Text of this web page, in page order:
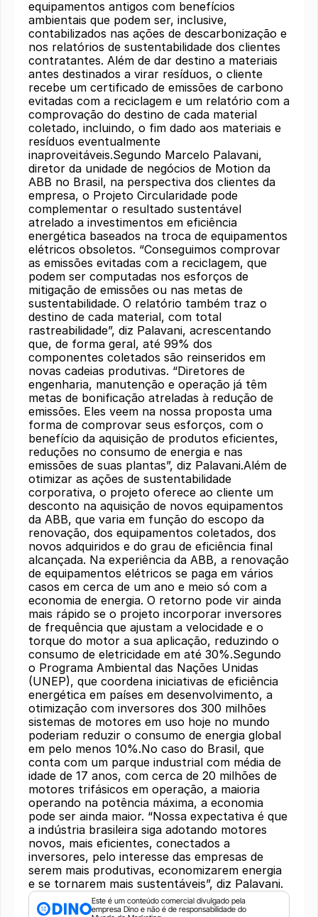
equipamentos antigos com benefícios
ambientais que podem ser, inclusive,
contabilizados nas ações de descarbonização e
nos relatórios de sustentabilidade dos clientes
contratantes. Além de dar destino a materiais
antes destinados a virar resíduos, o cliente
recebe um certificado de emissões de carbono
evitadas com a reciclagem e um relatório com a
comprovação do destino de cada material
coletado, incluindo, o fim dado aos materiais e
resíduos eventualmente
inaproveitáveis.Segundo Marcelo Palavani,
diretor da unidade de negócios de Motion da
ABB no Brasil, na perspectiva dos clientes da
empresa, o Projeto Circularidade pode
complementar o resultado sustentável
atrelado a investimentos em eficiência
energética baseados na troca de equipamentos
elétricos obsoletos. “Conseguimos comprovar
as emissões evitadas com a reciclagem, que
podem ser computadas nos esforços de
mitigação de emissões ou nas metas de
sustentabilidade. O relatório também traz o
destino de cada material, com total
rastreabilidade”, diz Palavani, acrescentando
que, de forma geral, até 99% dos
componentes coletados são reinseridos em
novas cadeias produtivas. “Diretores de
engenharia, manutenção e operação já têm
metas de bonificação atreladas à redução de
emissões. Eles veem na nossa proposta uma
forma de comprovar seus esforços, com o
benefício da aquisição de produtos eficientes,
reduções no consumo de energia e nas
emissões de suas plantas”, diz Palavani.Além de
otimizar as ações de sustentabilidade
corporativa, o projeto oferece ao cliente um
desconto na aquisição de novos equipamentos
da ABB, que varia em função do escopo da
renovação, dos equipamentos coletados, dos
novos adquiridos e do grau de eficiência final
alcançada. Na experiência da ABB, a renovação
de equipamentos elétricos se paga em vários
casos em cerca de um ano e meio só com a
economia de energia. O retorno pode vir ainda
mais rápido se o projeto incorporar inversores
de frequência que ajustam a velocidade e o
torque do motor a sua aplicação, reduzindo o
consumo de eletricidade em até 30%.Segundo
o Programa Ambiental das Nações Unidas
(UNEP), que coordena iniciativas de eficiência
energética em países em desenvolvimento, a
otimização com inversores dos 300 milhões
sistemas de motores em uso hoje no mundo
poderiam reduzir o consumo de energia global
em pelo menos 10%.No caso do Brasil, que
conta com um parque industrial com média de
idade de 17 anos, com cerca de 20 milhões de
motores trifásicos em operação, a maioria
operando na potência máxima, a economia
pode ser ainda maior. “Nossa expectativa é que
a indústria brasileira siga adotando motores
novos, mais eficientes, conectados a
inversores, pelo interesse das empresas de
serem mais produtivas, economizarem energia
e se tornarem mais sustentáveis”, diz Palavani.
Este é um conteúdo comercial divulgado pela
empresa Dino e não é de responsabilidade do